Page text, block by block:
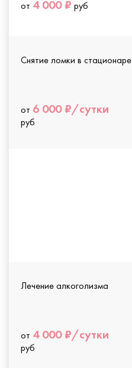
от 4 000 ₽ руб
Снятие ломки в стационаре
от 6 000 ₽/сутки
руб
Лечение алкоголизма
от 4 000 ₽/сутки
руб